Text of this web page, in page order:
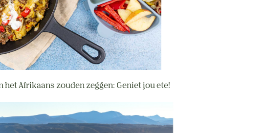
het Afrikaans zouden zeggen: Geniet jou ete!